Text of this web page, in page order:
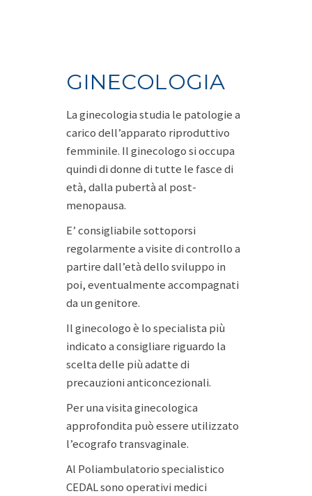
GINECOLOGIA
La ginecologia studia le patologie a
carico dell’apparato riproduttivo
femminile. Il ginecologo si occupa
quindi di donne di tutte le fasce di
età, dalla pubertà al post-
menopausa.
E’ consigliabile sottoporsi
regolarmente a visite di controllo a
partire dall’età dello sviluppo in
poi, eventualmente accompagnati
da un genitore.
Il ginecologo è lo specialista più
indicato a consigliare riguardo la
scelta delle più adatte di
precauzioni anticoncezionali.
Per una visita ginecologica
approfondita può essere utilizzato
l’ecografo transvaginale.
Al Poliambulatorio specialistico
CEDAL sono operativi medici